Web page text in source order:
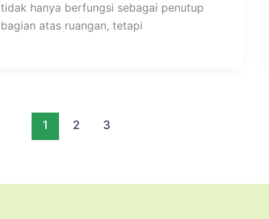
tidak hanya berfungsi sebagai penutup
bagian atas ruangan, tetapi
1 2 3